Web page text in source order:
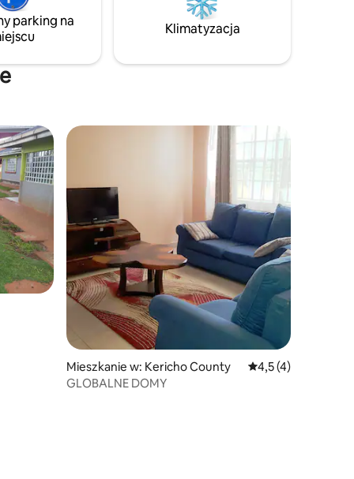
utrzymanym asfalcie na drodze Kericho-
Sotik. W 3 lokalach możemy wygodnie
pomieścić 8 osób w 4 sypialniach.
parking na
Klimatyzacja
Mieszkanie w: Kericho County Średnia ocena: 4,5
4,5 (4)
GLOBALNE DOMY